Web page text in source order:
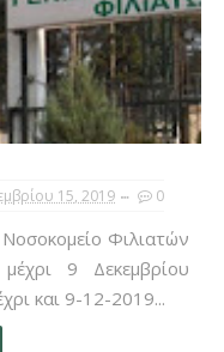
15, 2019 0
Φιλιατών
9 Δεκεμβρίου
και 9-12-2019...